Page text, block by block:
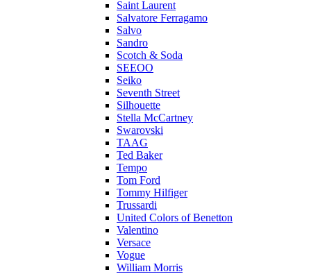
Saint Laurent
Salvatore Ferragamo
Salvo
Sandro
Scotch & Soda
SEEOO
Seiko
Seventh Street
Silhouette
Stella McCartney
Swarovski
TAAG
Ted Baker
Tempo
Tom Ford
Tommy Hilfiger
Trussardi
United Colors of Benetton
Valentino
Versace
Vogue
William Morris